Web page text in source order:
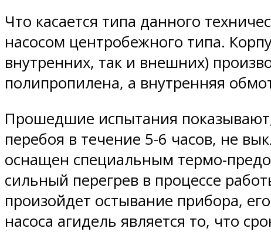
Что касается типа данного
насосом центробежного типа.
внутренних, так и внешних)
полипропилена, а внутренняя
Прошедшие испытания
перебоя в течение 5-6 часов, не
оснащен специальным термо-
сильный перегрев в процессе
произойдет остывание прибора,
насоса агидель является то, что